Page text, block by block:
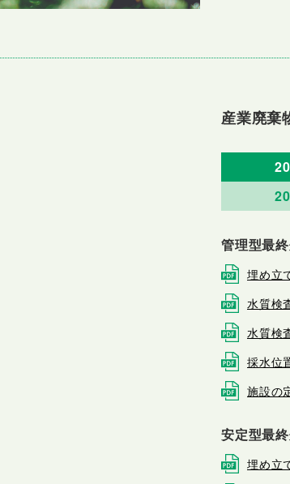
産業廃棄
管理型最
埋め立
水質検
水質検
採水位
施設の
安定型最
埋め立